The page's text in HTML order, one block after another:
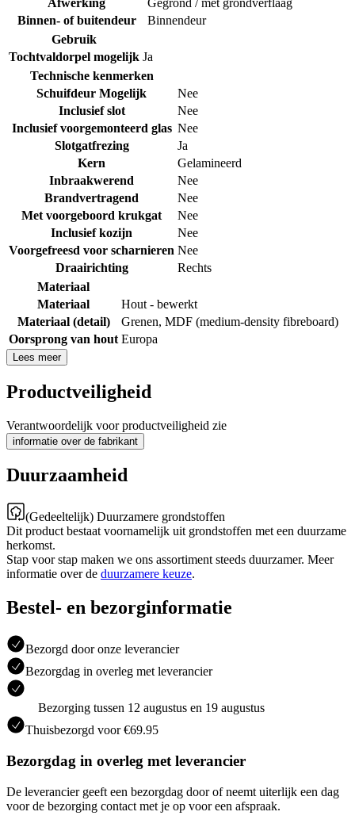
Binnen- of buitendeur
Binnendeur
Gebruik
Tochtvaldorpel mogelijk Ja
Technische kenmerken
Schuifdeur Mogelijk
Nee
Inclusief slot
Nee
Inclusief voorgemonteerd glas Nee
Slotgatfrezing
Ja
Kern
Gelamineerd
Inbraakwerend
Nee
Brandvertragend
Nee
Met voorgeboord krukgat
Nee
Inclusief kozijn
Nee
Voorgefreesd voor scharnieren Nee
Draairichting
Rechts
Materiaal
Materiaal
Hout - bewerkt
Materiaal (detail)
Grenen, MDF (medium-density fibreboard)
Oorsprong van hout Europa
Lees meer
Productveiligheid
Verantwoordelijk voor productveiligheid zie
informatie over de fabrikant
Duurzaamheid
(Gedeeltelijk) Duurzamere grondstoffen
Dit product bestaat voornamelijk uit grondstoffen met een duurzame
herkomst.
Stap voor stap maken we ons assortiment steeds duurzamer. Meer
informatie over de duurzamere keuze.
Bestel- en bezorginformatie
Bezorgd door onze leverancier
Bezorgdag in overleg met leverancier
Bezorging tussen 12 augustus en 19 augustus
Thuisbezorgd voor €69.95
Bezorgdag in overleg met leverancier
De leverancier geeft een bezorgdag door of neemt uiterlijk een dag
voor de bezorging contact met je op voor een afspraak.